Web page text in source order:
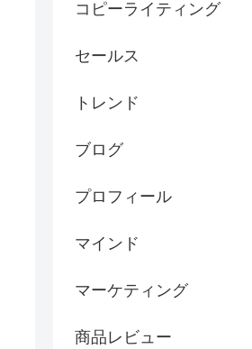
コピーライティング
セールス
トレンド
ブログ
プロフィール
マインド
マーケティング
商品レビュー